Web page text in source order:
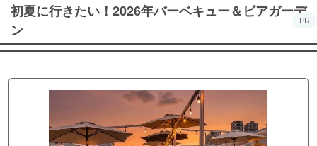
初夏に行きたい！2026年バーベキュー＆ビアガーデ
ン
PR